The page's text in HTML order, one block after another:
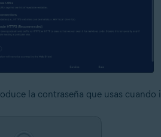
la contraseña que usas cuando